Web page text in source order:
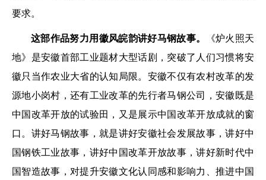
要求。
这部作品努力用徽风皖韵讲好马钢故事。
《炉火照天
地》是安徽首部工业题材大型话剧，突破了人们习惯将安
徽只当作农业大省的认知局限。安徽不仅有农村改革的发
源地小岗村，还有工业改革的先行者马钢公司，安徽既是
中国改革开放的试验田，又是展示中国改革开放成就的窗
口。讲好马钢故事，就是讲好安徽社会发展故事，讲好中
国钢铁工业故事，讲好中国改革开放故事，讲好新时代中
国智造故事，对提升安徽文化认同感和影响力、推进中国